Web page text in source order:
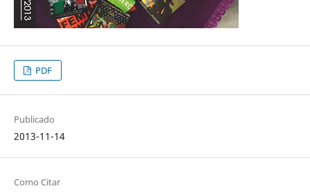
PDF
Publicado
2013-11-14
Como Citar